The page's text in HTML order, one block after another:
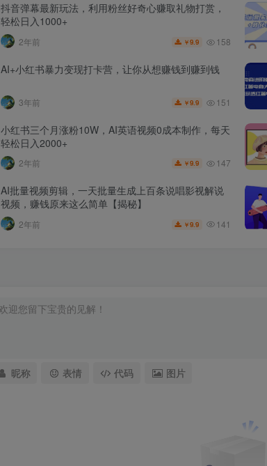
抖音弹幕最新玩法，利用粉丝好奇心赚取礼物打赏，
轻松日入1000+
2年前 ￥9.9 158
AI+小红书暴力变现打卡营，让你从想赚钱到赚到钱
3年前 ￥9.9 151
小红书三个月涨粉10W，AI英语视频0成本制作，每天
轻松日入2000+
2年前 ￥9.9 147
AI批量视频剪辑，一天批量生成上百条说唱影视解说
视频，赚钱原来这么简单【揭秘】
2年前 ￥9.9 141
昵称 表情 代码 图片